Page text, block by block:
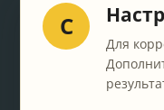
Политика
Уведомление
C
Для